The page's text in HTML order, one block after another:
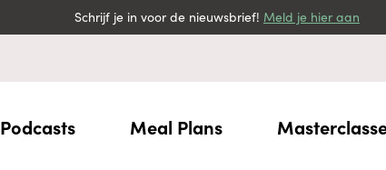
Schrijf je in voor de nieuwsbrief! Meld je hier aan
Podcasts Meal Plans